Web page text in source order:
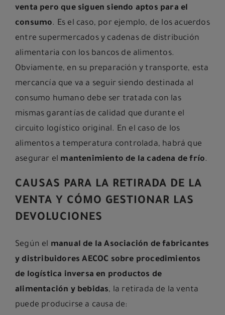
venta pero que siguen siendo aptos para el
consumo. Es el caso, por ejemplo, de los acuerdos
entre supermercados y cadenas de distribución
alimentaria con los bancos de alimentos.
Obviamente, en su preparación y transporte, esta
mercancía que va a seguir siendo destinada al
consumo humano debe ser tratada con las
mismas garantías de calidad que durante el
circuito logístico original. En el caso de los
alimentos a temperatura controlada, habrá que
asegurar el mantenimiento de la cadena de frío.
CAUSAS PARA LA RETIRADA DE LA
VENTA Y CÓMO GESTIONAR LAS
DEVOLUCIONES
Según el manual de la Asociación de fabricantes
y distribuidores AECOC sobre procedimientos
de logística inversa en productos de
alimentación y bebidas, la retirada de la venta
puede producirse a causa de: